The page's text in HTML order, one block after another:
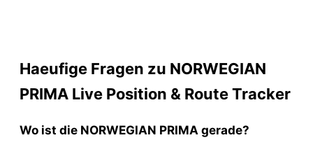
Haeufige Fragen zu NORWEGIAN
PRIMA Live Position & Route Tracker
Wo ist die NORWEGIAN PRIMA gerade?